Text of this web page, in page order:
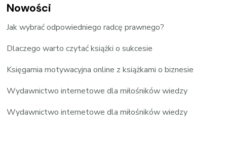
Nowości
Jak wybrać odpowiedniego radcę prawnego?
Dlaczego warto czytać książki o sukcesie
Księgarnia motywacyjna online z książkami o biznesie
Wydawnictwo internetowe dla miłośników wiedzy
Wydawnictwo internetowe dla miłośników wiedzy